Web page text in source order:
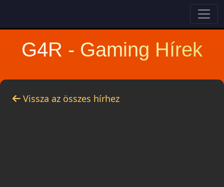
G4R - Gaming Hírek
Vissza az összes hírhez